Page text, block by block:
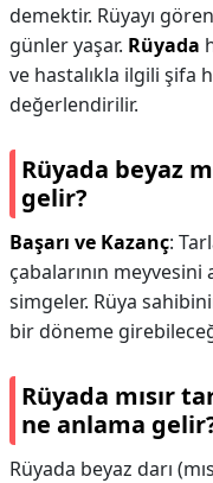
demektir. Rüyayı
günler yaşar. Rüyada
ve hastalıkla ilgili şifa
değerlendirilir.
Rüyada beyaz
gelir?
Başarı ve Kazanç:
çabalarının
simgeler. Rüya
bir döneme
Rüyada mısır
ne anlama
Rüyada beyaz darı